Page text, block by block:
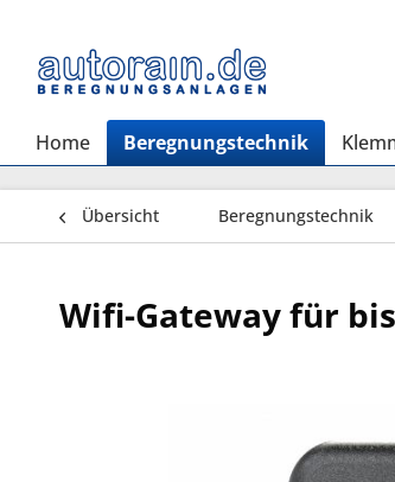
Home Beregnungstechnik
Übersicht Beregnungstechnik
Wifi-Gateway für